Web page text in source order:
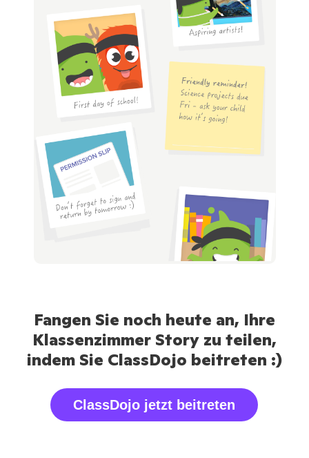
Fangen Sie noch heute an, Ihre
Klassenzimmer Story zu teilen,
indem Sie ClassDojo beitreten :)
ClassDojo jetzt beitreten